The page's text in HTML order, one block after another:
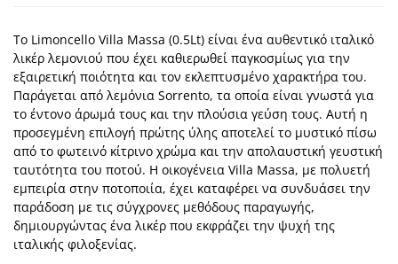
Το Limoncello Villa Massa (0.5Lt) είναι ένα αυθεντικό ιταλικό
λικέρ λεμονιού που έχει καθιερωθεί παγκοσμίως για την
εξαιρετική ποιότητα και τον εκλεπτυσμένο χαρακτήρα του.
Παράγεται από λεμόνια Sorrento, τα οποία είναι γνωστά για
το έντονο άρωμά τους και την πλούσια γεύση τους. Αυτή η
προσεγμένη επιλογή πρώτης ύλης αποτελεί το μυστικό πίσω
από το φωτεινό κίτρινο χρώμα και την απολαυστική γευστική
ταυτότητα του ποτού. Η οικογένεια Villa Massa, με πολυετή
εμπειρία στην ποτοποιία, έχει καταφέρει να συνδυάσει την
παράδοση με τις σύγχρονες μεθόδους παραγωγής,
δημιουργώντας ένα λικέρ που εκφράζει την ψυχή της
ιταλικής φιλοξενίας.